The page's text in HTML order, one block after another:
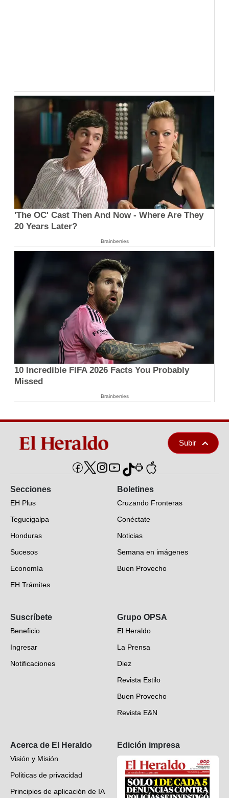
'The OC' Cast Then And Now - Where Are They
20 Years Later?
Brainberries
10 Incredible FIFA 2026 Facts You Probably
Missed
Brainberries
Subir
Secciones
EH Plus
Tegucigalpa
Honduras
Sucesos
Economía
EH Trámites
EH Verifica
Fotogalerías
Deportes
Videos
Boletines
Cruzando Fronteras
Conéctate
Noticias
Semana en imágenes
Buen Provecho
Suscríbete
Beneficio
Ingresar
Notificaciones
Grupo OPSA
El Heraldo
La Prensa
Diez
Revista Estilo
Buen Provecho
Revista E&N
Acerca de El Heraldo
Visión y Misión
Politicas de privacidad
Principios de aplicación de IA
Edición impresa